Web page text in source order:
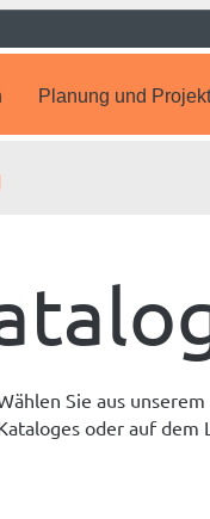
Planung und
Sie aus unserem
oder auf dem